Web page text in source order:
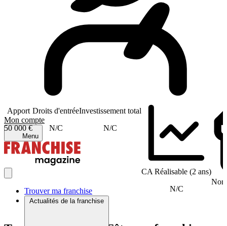
Mon compte
Menu
Trouver ma franchise
Actualités de la franchise
Apport
50 000 €
Droits d'entrée
N/C
Investissement total
N/C
CA Réalisable (2 ans)
N/C